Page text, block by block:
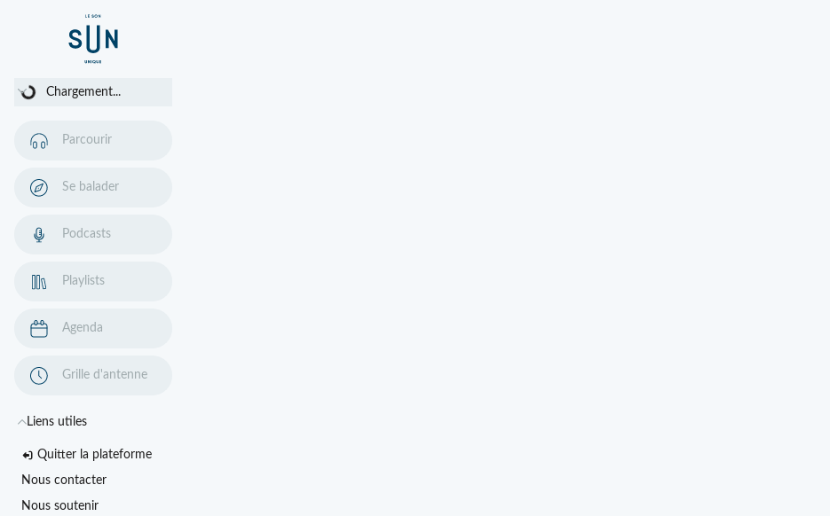
Chargement...
Chargement...
Parcourir
Se balader
Podcasts
Playlists
Agenda
Grille d'antenne
Liens utiles
Quitter la plateforme
Nous contacter
Nous soutenir